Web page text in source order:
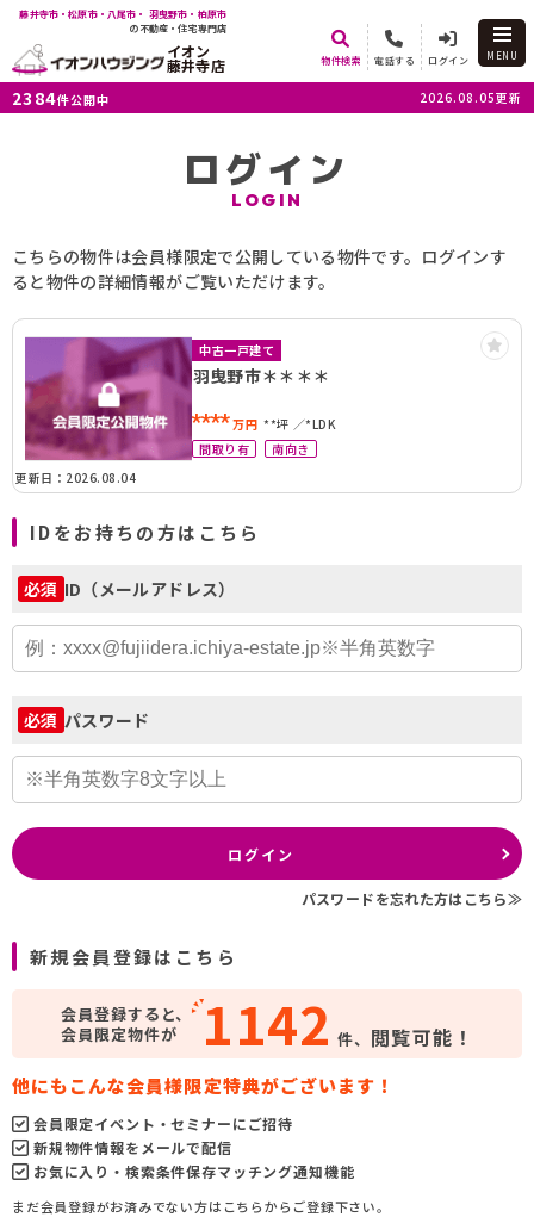
藤井寺市・松原市・八尾市・ 羽曳野市・柏原市
の不動産・住宅専門店
イオン
藤井寺店 物件検索 電話する ログイン MENU
2384件公開中 2026.08.05更新
ログイン
LOGIN
こちらの物件は会員様限定で公開している物件です。ログインす
ると物件の詳細情報がご覧いただけます。
中古一戸建て
羽曳野市＊＊＊＊
****万円 **坪
*LDK
間取り有
南向き
更新日：2026.08.04
IDをお持ちの方はこちら
必須 ID（メールアドレス）
必須 パスワード
ログイン
パスワードを忘れた方はこちら≫
新規会員登録はこちら
会員登録すると、
会員限定物件が
1142 件、 閲覧可能！
他にもこんな会員様限定特典がございます！
会員限定イベント・セミナーにご招待
新規物件情報をメールで配信
お気に入り・検索条件保存マッチング通知機能
まだ会員登録がお済みでない方はこちらからご登録下さい。